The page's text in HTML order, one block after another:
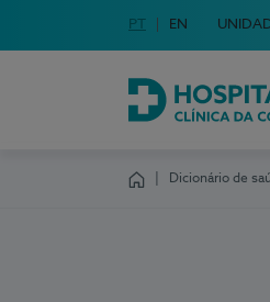
Escolha o seu idioma
Idioma em Português
PT English
EN
Hospital da Luz
Dicionário de